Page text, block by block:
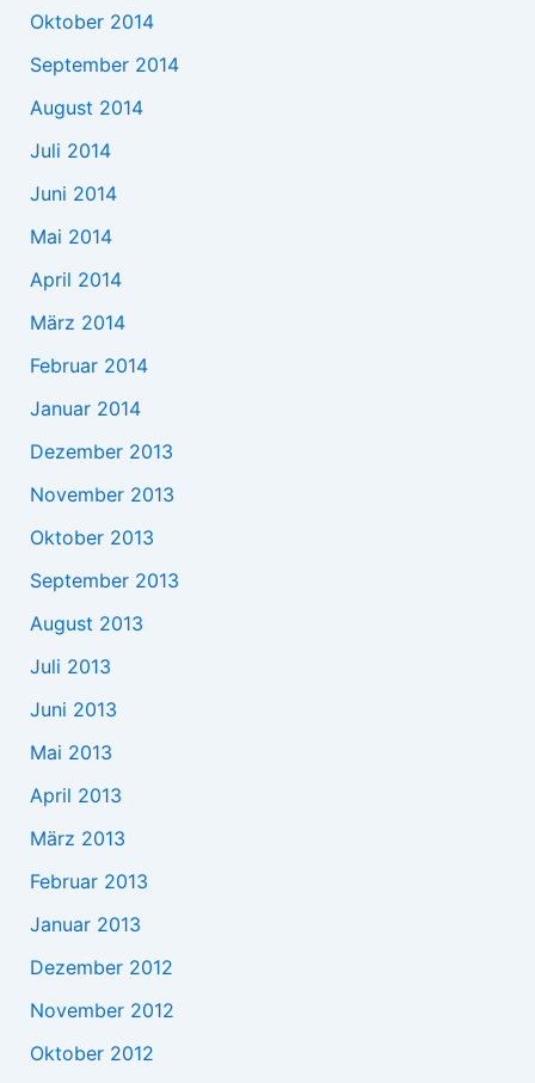
Oktober 2014
September 2014
August 2014
Juli 2014
Juni 2014
Mai 2014
April 2014
März 2014
Februar 2014
Januar 2014
Dezember 2013
November 2013
Oktober 2013
September 2013
August 2013
Juli 2013
Juni 2013
Mai 2013
April 2013
März 2013
Februar 2013
Januar 2013
Dezember 2012
November 2012
Oktober 2012